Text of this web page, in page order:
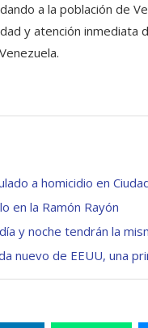
a la población de
y atención inmediata
a homicidio en
en la Ramón Rayón
y noche tendrán la
nuevo de EEUU, una